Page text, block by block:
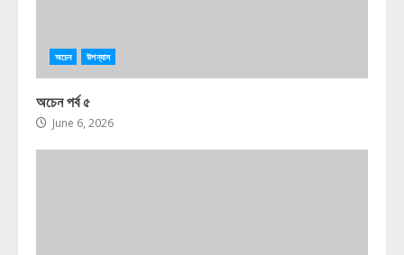
অচেন উপন্যাস
অচেন পর্ব ৫
June 6, 2026